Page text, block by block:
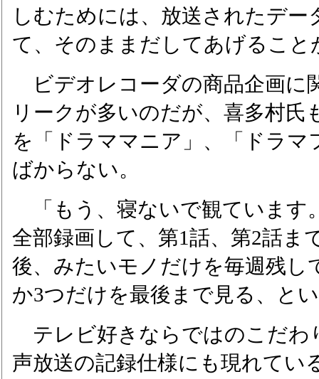
しむためには、放送されたデー
て、そのままだしてあげること
ビデオレコーダの商品企画に
リークが多いのだが、喜多村氏
を「ドラママニア」、「ドラマ
ばからない。
「もう、寝ないで観ています
全部録画して、第1話、第2話ま
後、みたいモノだけを毎週残し
か3つだけを最後まで見る、と
テレビ好きならではのこだわ
声放送の記録仕様にも現れてい